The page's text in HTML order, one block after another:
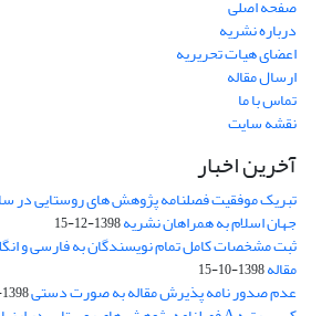
صفحه اصلی
درباره نشریه
اعضای هیات تحریریه
ارسال مقاله
تماس با ما
نقشه سایت
آخرین اخبار
تبریک موفقیت فصلنامه پژوهش های روستایی در
جهان اسلام به همراهان نشریه1398-12-15
ثبت مشخصات کامل تمام نویسندگان به فارسی و
مقاله1398-10-15
عدم صدور نامه پذیرش مقاله به صورت دستی1398-05-23